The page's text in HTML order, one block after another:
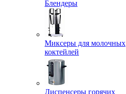
Блендеры
Миксеры для молочных
коктейлей
Диспенсеры горячих